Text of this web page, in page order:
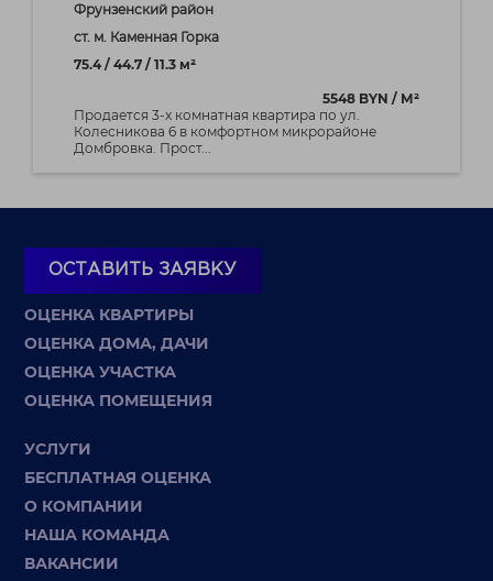
Фрунзенский район
ст. м. Каменная Горка
75.4 / 44.7 / 11.3 м²
5548 BYN / М²
Продается 3-х комнатная квартира по ул.
Колесникова 6 в комфортном микрорайоне
Домбровка. Прост...
ОСТАВИТЬ ЗАЯВКУ
ОЦЕНКА КВАРТИРЫ
ОЦЕНКА ДОМА, ДАЧИ
ОЦЕНКА УЧАСТКА
ОЦЕНКА ПОМЕЩЕНИЯ
УСЛУГИ
БЕСПЛАТНАЯ ОЦЕНКА
О КОМПАНИИ
НАША КОМАНДА
ВАКАНСИИ